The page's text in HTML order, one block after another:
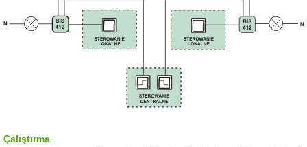
Çalıştırma